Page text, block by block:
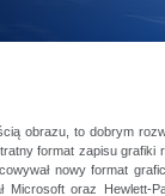
obrazu, to dobrym
format zapisu grafiki
nowy format
Microsoft oraz Hewlett-